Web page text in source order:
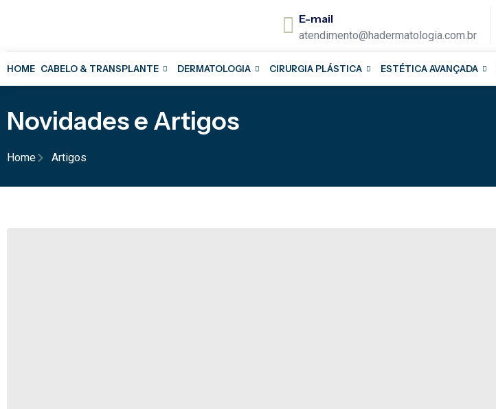
E-mail
atendimento@hadermatologia.com.br
HOME CABELO & TRANSPLANTE DERMATOLOGIA CIRURGIA PLÁSTICA ESTÉTICA AVANÇADA
Novidades e Artigos
Home Artigos